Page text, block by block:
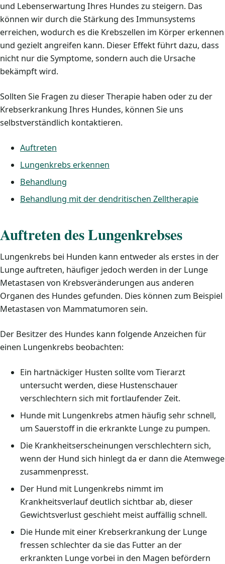
und Lebenserwartung Ihres Hundes zu steigern. Das
können wir durch die Stärkung des Immunsystems
erreichen, wodurch es die Krebszellen im Körper erkennen
und gezielt angreifen kann. Dieser Effekt führt dazu, dass
nicht nur die Symptome, sondern auch die Ursache
bekämpft wird.
Sollten Sie Fragen zu dieser Therapie haben oder zu der
Krebserkrankung Ihres Hundes, können Sie uns
selbstverständlich kontaktieren.
Auftreten
Lungenkrebs erkennen
Behandlung
Behandlung mit der dendritischen Zelltherapie
Auftreten des Lungenkrebses
Lungenkrebs bei Hunden kann entweder als erstes in der
Lunge auftreten, häufiger jedoch werden in der Lunge
Metastasen von Krebsveränderungen aus anderen
Organen des Hundes gefunden. Dies können zum Beispiel
Metastasen von Mammatumoren sein.
Der Besitzer des Hundes kann folgende Anzeichen für
einen Lungenkrebs beobachten:
Ein hartnäckiger Husten sollte vom Tierarzt
untersucht werden, diese Hustenschauer
verschlechtern sich mit fortlaufender Zeit.
Hunde mit Lungenkrebs atmen häufig sehr schnell,
um Sauerstoff in die erkrankte Lunge zu pumpen.
Die Krankheitserscheinungen verschlechtern sich,
wenn der Hund sich hinlegt da er dann die Atemwege
zusammenpresst.
Der Hund mit Lungenkrebs nimmt im
Krankheitsverlauf deutlich sichtbar ab, dieser
Gewichtsverlust geschieht meist auffällig schnell.
Die Hunde mit einer Krebserkrankung der Lunge
fressen schlechter da sie das Futter an der
erkrankten Lunge vorbei in den Magen befördern